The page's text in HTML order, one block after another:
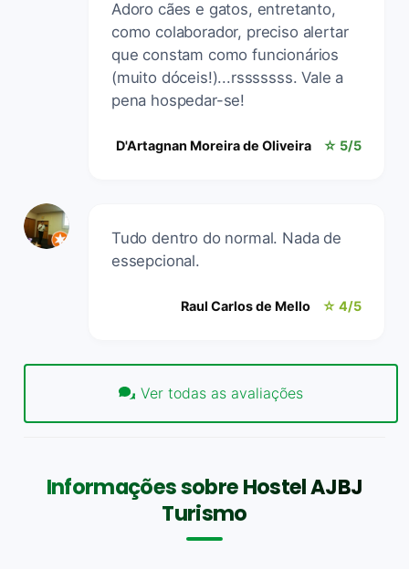
Adoro cães e gatos, entretanto,
como colaborador, preciso alertar
que constam como funcionários
(muito dóceis!)...rsssssss. Vale a
pena hospedar-se!
D'Artagnan Moreira de Oliveira ☆ 5/5
Tudo dentro do normal. Nada de
essepcional.
Raul Carlos de Mello ☆ 4/5
Ver todas as avaliações
Informações sobre Hostel AJBJ
Turismo